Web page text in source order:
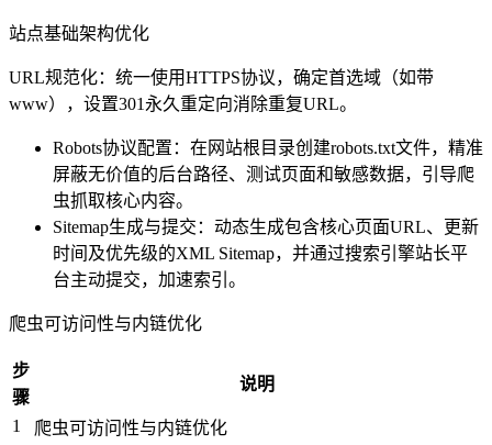
站点基础架构优化
URL规范化：统一使用HTTPS协议，确定首选域（如带
www），设置301永久重定向消除重复URL。
Robots协议配置：在网站根目录创建robots.txt文件，精准
屏蔽无价值的后台路径、测试页面和敏感数据，引导爬
虫抓取核心内容。
Sitemap生成与提交：动态生成包含核心页面URL、更新
时间及优先级的XML Sitemap，并通过搜索引擎站长平
台主动提交，加速索引。
爬虫可访问性与内链优化
步
骤
说明
1 爬虫可访问性与内链优化